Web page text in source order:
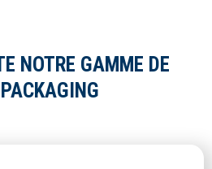
NOTRE GAMME DE